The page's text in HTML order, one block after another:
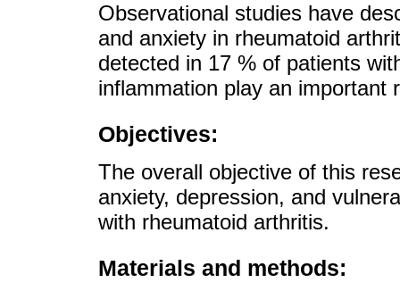
Observational studies have
and anxiety in rheumatoid
detected in 17 % of patients
inflammation play an important
Objectives:
The overall objective of this
anxiety, depression, and
with rheumatoid arthritis.
Materials and methods: